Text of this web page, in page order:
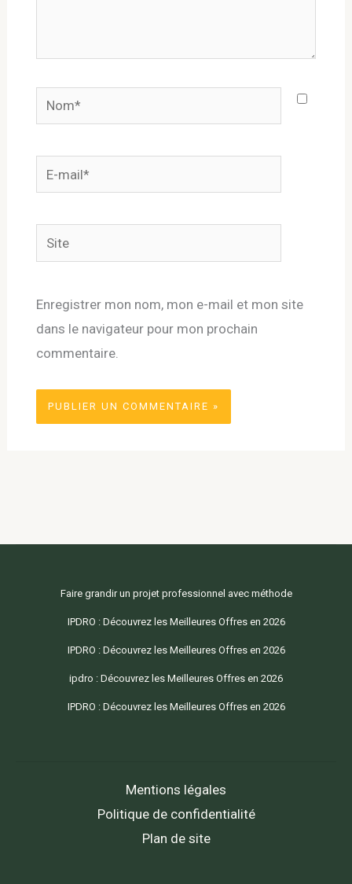
Nom*
mail*
Site
Enregistrer mon nom, mon e-mail et mon site
dans le navigateur pour mon prochain
commentaire.
Faire grandir un projet professionnel avec méthode
IPDRO : Découvrez les Meilleures Offres en 2026
IPDRO : Découvrez les Meilleures Offres en 2026
ipdro : Découvrez les Meilleures Offres en 2026
IPDRO : Découvrez les Meilleures Offres en 2026
Mentions légales
Politique de confidentialité
Plan de site